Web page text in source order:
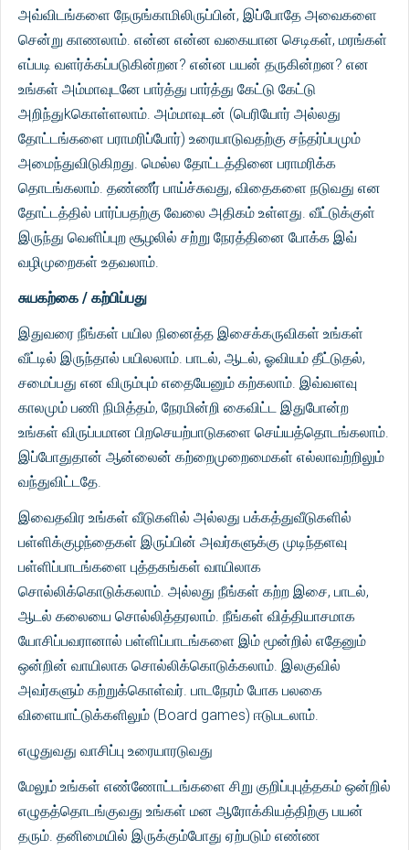
அவ்விடங்களை நேருங்காமிலிருப்பின், இப்போதே அவைகளை
சென்று காணலாம். என்ன என்ன வகையான செடிகள், மரங்கள்
எப்படி வளர்க்கப்படுகின்றன? என்ன பயன் தருகின்றன? என
உங்கள் அம்மாவுடனே பார்த்து பார்த்து கேட்டு கேட்டு
அறிந்துkகொள்ளலாம். அம்மாவுடன் (பெரியோர் அல்லது
தோட்டங்களை பராமரிப்போர்) உரையாடுவதற்கு சந்தர்ப்பமும்
அமைந்துவிடுகிறது. மெல்ல தோட்டத்தினை பராமரிக்க
தொடங்கலாம். தண்ணீர் பாய்ச்சுவது, விதைகளை நடுவது என
தோட்டத்தில் பார்ப்பதற்கு வேலை அதிகம் உள்ளது. வீட்டுக்குள்
இருந்து வெளிப்புற சூழலில் சற்று நேரத்தினை போக்க இவ்
வழிமுறைகள் உதவலாம்.
சுயகற்கை / கற்பிப்பது
இதுவரை நீங்கள் பயில நினைத்த இசைக்கருவிகள் உங்கள்
வீட்டில் இருந்தால் பயிலலாம். பாடல், ஆடல், ஓவியம் தீட்டுதல்,
சமைப்பது என விரும்பும் எதையேனும் கற்கலாம். இவ்வளவு
காலமும் பணி நிமித்தம், நேரமின்றி கைவிட்ட இதுபோன்ற
உங்கள் விருப்பமான பிறசெயற்பாடுகளை செய்யத்தொடங்கலாம்.
இப்போதுதான் ஆன்லைன் கற்றைமுறைமைகள் எல்லாவற்றிலும்
வந்துவிட்டதே.
இவைதவிர உங்கள் வீடுகளில் அல்லது பக்கத்துவீடுகளில்
பள்ளிக்குழந்தைகள் இருப்பின் அவர்களுக்கு முடிந்தளவு
பள்ளிப்பாடங்களை புத்தகங்கள் வாயிலாக
சொல்லிக்கொடுக்கலாம். அல்லது நீங்கள் கற்ற இசை, பாடல்,
ஆடல் கலையை சொல்லித்தரலாம். நீங்கள் வித்தியாசமாக
யோசிப்பவரானால் பள்ளிப்பாடங்களை இம் மூன்றில் எதேனும்
ஒன்றின் வாயிலாக சொல்லிக்கொடுக்கலாம். இலகுவில்
அவர்களும் கற்றுக்கொள்வர். பாடநேரம் போக பலகை
விளையாட்டுக்களிலும் (Board games) ஈடுபடலாம்.
எழுதுவது வாசிப்பு உரையாரடுவது
மேலும் உங்கள் எண்ணோட்டங்களை சிறு குறிப்புபுத்தகம் ஒன்றில்
எழுதத்தொடங்குவது உங்கள் மன ஆரோக்கியத்திற்கு பயன்
தரும். தனிமையில் இருக்கும்போது ஏற்படும் எண்ண